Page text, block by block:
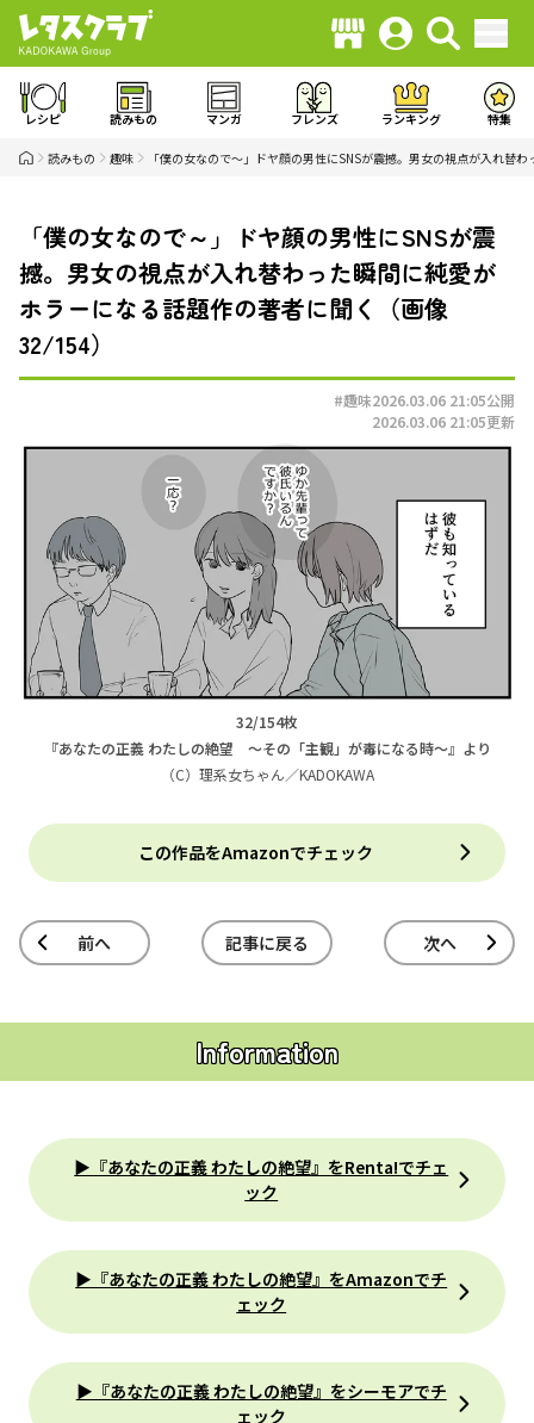
レシピ 読みもの マンガ フレンズ ランキング 特集
読みもの 趣味 「僕の女なので～」ドヤ顔の男性にSNSが震撼。男女の視点が入れ替
「僕の女なので～」ドヤ顔の男性にSNSが震
撼。男女の視点が入れ替わった瞬間に純愛が
ホラーになる話題作の著者に聞く（画像
32/154）
#趣味2026.03.06 21:05公開
2026.03.06 21:05更新
32/154枚
『あなたの正義 わたしの絶望 ～その「主観」が毒になる時～』より
（C）理系女ちゃん／KADOKAWA
この作品をAmazonでチェック
前へ 記事に戻る 次へ
Information
▶『あなたの正義 わたしの絶望』をRenta!でチェ
ック
▶『あなたの正義 わたしの絶望』をAmazonでチ
ェック
▶『あなたの正義 わたしの絶望』をシーモアでチ
ェック